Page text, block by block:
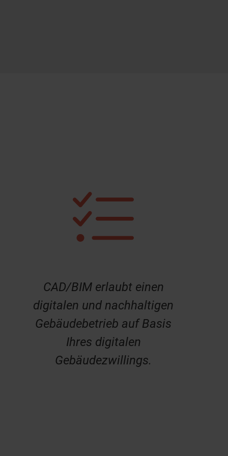
CAD/BIM erlaubt einen
digitalen und nachhaltigen
Gebäudebetrieb auf Basis
Ihres digitalen
Gebäudezwillings.